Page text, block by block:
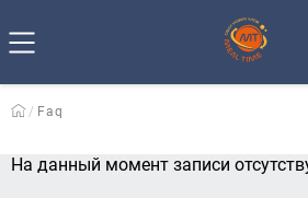
Faq
На данный момент записи